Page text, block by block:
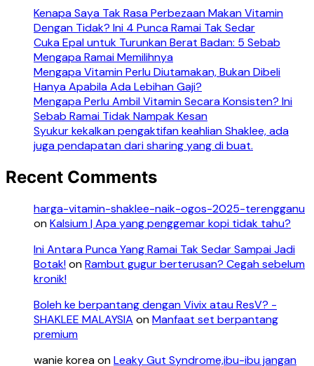
Kenapa Saya Tak Rasa Perbezaan Makan Vitamin
Dengan Tidak? Ini 4 Punca Ramai Tak Sedar
Cuka Epal untuk Turunkan Berat Badan: 5 Sebab
Mengapa Ramai Memilihnya
Mengapa Vitamin Perlu Diutamakan, Bukan Dibeli
Hanya Apabila Ada Lebihan Gaji?
Mengapa Perlu Ambil Vitamin Secara Konsisten? Ini
Sebab Ramai Tidak Nampak Kesan
Syukur kekalkan pengaktifan keahlian Shaklee, ada
juga pendapatan dari sharing yang di buat.
Recent Comments
harga-vitamin-shaklee-naik-ogos-2025-terengganu
onKalsium | Apa yang penggemar kopi tidak tahu?
Ini Antara Punca Yang Ramai Tak Sedar Sampai Jadi
Botak!onRambut gugur berterusan? Cegah sebelum
kronik!
Boleh ke berpantang dengan Vivix atau ResV? -
SHAKLEE MALAYSIA onManfaat set berpantang
premium
wanie koreaonLeaky Gut Syndrome,ibu-ibu jangan